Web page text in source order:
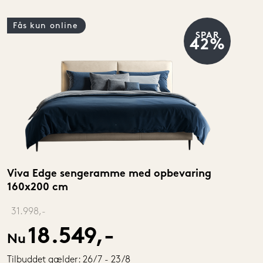
Viva Edge sengeramme med opbevaring
160x200 cm
31.998,-
Nu 18.549,-
Tilbuddet gælder: 26/7 - 23/8
SPAR
42%
Fås kun online